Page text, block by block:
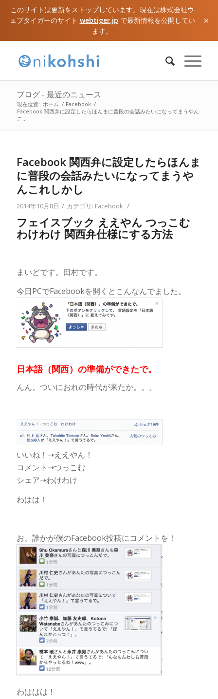
このサイトは更新をストップしています。現在は株式会社ウ
ェブタイガーのサイト webtiger.jp で最新情報を公開してい
ます。
×
ブログ - 最近のニュース
現在位置: ホーム / Facebook /
Facebook 関西弁に設定したらほんまに普段の会話みたいになってまうやん
こ...
Facebook 関西弁に設定したらほんま
に普段の会話みたいになってまうや
んこれしかし
2014年10月8日 / カテゴリ: Facebook /
フェイスブック ええやん つっこむ
わけわけ 関西弁仕様にする方法
まいどです。田村です。
今日PCでFacebookを開くとこんなんでました。
日本語（関西）の準備ができたで。
んん。ついにおれの時代が来たか。。。
いいね！➝ええやん！
コメント➝つっこむ
シェア➝わけわけ
わはは！
お、誰かが僕のFacebook投稿にコメントを！
わははは！